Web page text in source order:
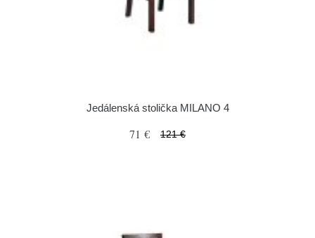
Jedálenská stolička MILANO 4
71 € 121 €